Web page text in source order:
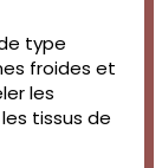
type
froides et
les
tissus de